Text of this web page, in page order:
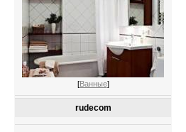
[Ванные]
rudecom